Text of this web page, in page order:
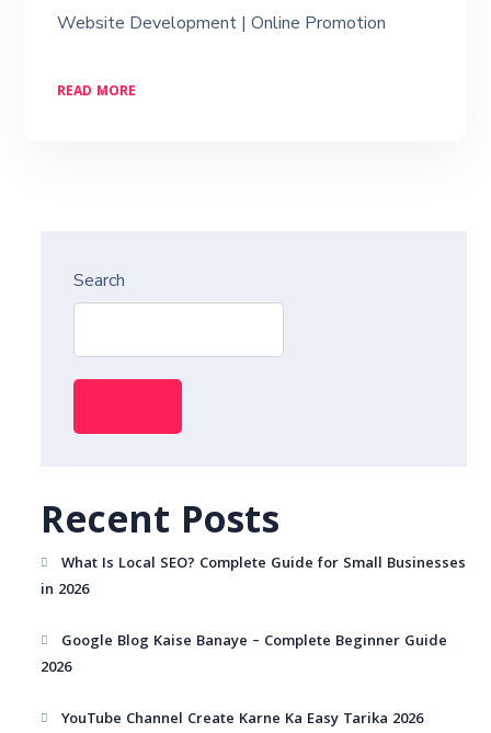
Website Development | Online Promotion
READ MORE
Search
Recent Posts
What Is Local SEO? Complete Guide for Small Businesses
in 2026
Google Blog Kaise Banaye – Complete Beginner Guide
2026
YouTube Channel Create Karne Ka Easy Tarika 2026